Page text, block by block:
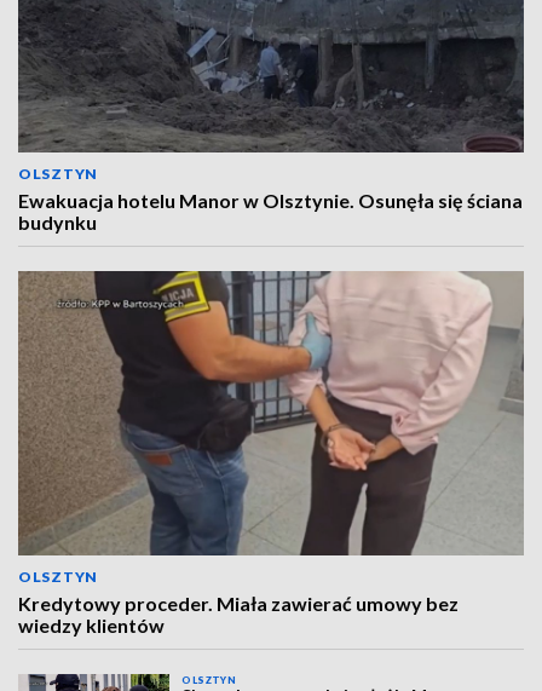
OLSZTYN
Ewakuacja hotelu Manor w Olsztynie. Osunęła się ściana
budynku
OLSZTYN
Kredytowy proceder. Miała zawierać umowy bez
wiedzy klientów
OLSZTYN